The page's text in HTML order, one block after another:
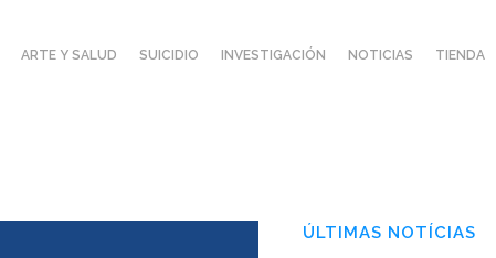
ARTE Y SALUD SUICIDIO INVESTIGACIÓN NOTICIAS TIENDA
ÚLTIMAS NOTÍCIAS